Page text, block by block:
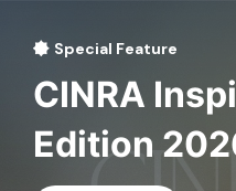
Special Feature
CINRA
Edition